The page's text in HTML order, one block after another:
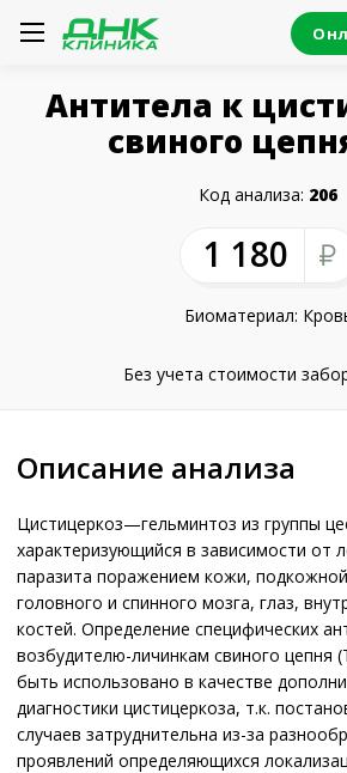
Антитела к
свиного
Код анализа: 206
1 180
Биоматериал:
Без учета стоимости
Описание анализа
Цистицеркоз—гельминтоз из группы
характеризующийся в зависимости от
паразита поражением кожи,
головного и спинного мозга, глаз,
костей. Определение специфических
возбудителю-личинкам свиного цепня
быть использовано в качестве
диагностики цистицеркоза, т.к.
случаев затруднительна из-за
проявлений определяющихся